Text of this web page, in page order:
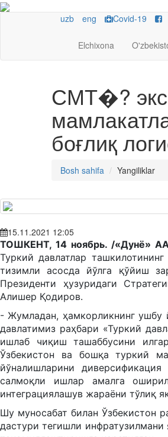
uzb eng Covid-19
Elchixona
СМТ�?
боғлиқ
Bosh sahifa Yangiliklar
15.11.2021 12:05
ТОШКЕНТ, 14 ноябрь. /«Дунё»
Туркий давлатлар
тизимли асосда йўлга қўйиш
Президенти ҳузуридаги
Алишер Қодиров.
- Жумладан, ҳамкорликнинг ушбу
давлатимиз раҳбари «Туркий
ишлаб чиқиш ташаббусини
Ўзбекистон ва бошқа туркий
йўналишларини
салмоқли ишлар амалга
интеграциялашув жараёни тўлиқ
Шу муносабат билан Ўзбекистон
дастури тегишли